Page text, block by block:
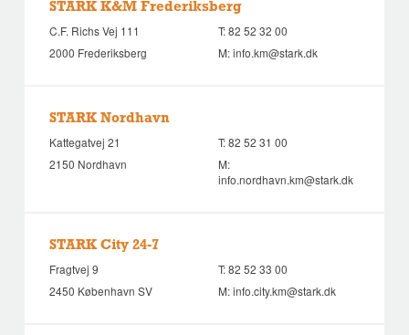
STARK K&M Frederiksberg
C.F. Richs Vej 111
2000 Frederiksberg
T:82 52 32 00
M:info.km@stark.dk
STARK Nordhavn
Kattegatvej 21
2150 Nordhavn
T:82 52 31 00
M:
info.nordhavn.km@stark.dk
STARK City 24-7
Fragtvej 9
2450 København SV
T:82 52 33 00
M:info.city.km@stark.dk